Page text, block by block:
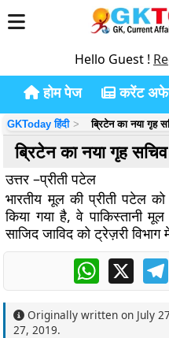
Hello Guest !
होम पेज करेंट
GKToday हिंदी ब्रिटेन का नया गृह
ब्रिटेन का नया गृह
उत्तर –प्रीती पटेल
भारतीय मूल की प्रीती पटेल
किया गया है, वे पाकिस्तानी
साजिद जाविद को ट्रेज़री विभाग
WhatsApp
X
Originally written on July
27, 2019.